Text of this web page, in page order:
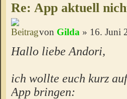
Re: App aktuell
von Gilda » 16. Juni
Hallo liebe Andori,
ich wollte euch kurz
App bringen: